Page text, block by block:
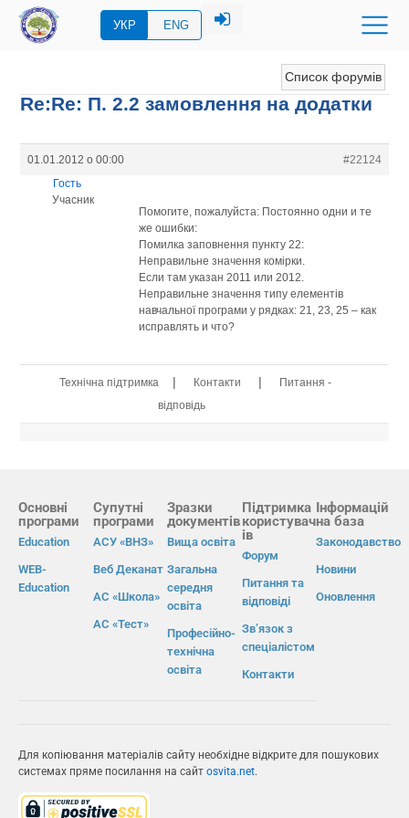
УКР ENG
Список форумів
Re:Re: П. 2.2 замовлення на додатки
01.01.2012 о 00:00
#22124
Гость
Учасник
Помогите, пожалуйста: Постоянно одни и те
же ошибки:
Помилка заповнення пункту 22:
Неправильне значення комірки.
Если там указан 2011 или 2012.
Неправильне значення типу елементів
навчальної програми у рядках: 21, 23, 25 – как
исправлять и что?
Технічна підтримка | Контакти |
Питання -
відповідь
Основні
програми
Education
WEB-
Education
Супутні
програми
АСУ «ВНЗ»
Веб Деканат
АС «Школа»
АС «Тест»
Зразки
документів
Вища освіта
Загальна
середня
освіта
Професійно-
технічна
освіта
Підтримка
користувач
ів
Форум
Питання та
відповіді
Зв’язок з
спеціалістом
Контакти
Інформацій
на база
Законодавство
Новини
Оновлення
Для копіювання матеріалів сайту необхідне відкрите для пошукових
системах пряме посилання на сайт osvita.net.